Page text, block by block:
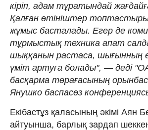
кіріп, адам тұратындай
Қалған өтініштер
жұмыс басталады. Егер де
тұрмыстық техника апат
шыққанын растаса, шығынның
үміт артуға болады", — деді
басқарма төрағасының
Янушко баспасөз
Екібастұз қаласының әкімі Аян
айтуынша, барлық зардап